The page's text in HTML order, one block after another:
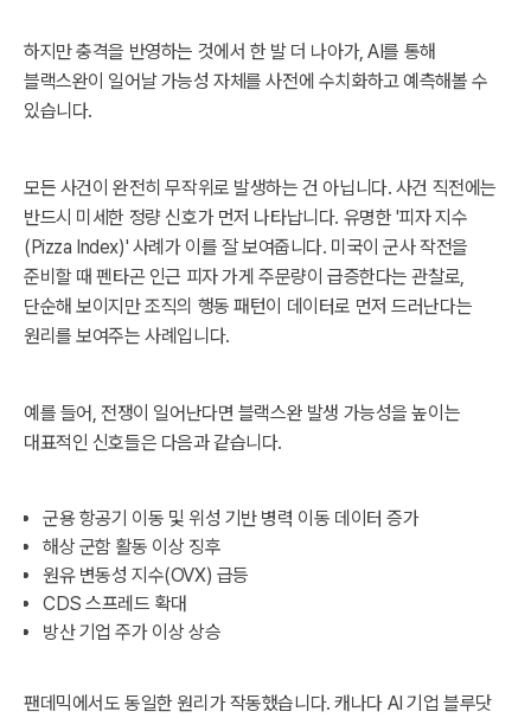
하지만 충격을 반영하는 것에서 한 발 더 나아가, AI를 통해
블랙스완이 일어날 가능성 자체를 사전에 수치화하고 예측해볼 수
있습니다.
모든 사건이 완전히 무작위로 발생하는 건 아닙니다. 사건 직전에는
반드시 미세한 정량 신호가 먼저 나타납니다. 유명한 '피자 지수
(Pizza Index)' 사례가 이를 잘 보여줍니다. 미국이 군사 작전을
준비할 때 펜타곤 인근 피자 가게 주문량이 급증한다는 관찰로,
단순해 보이지만 조직의 행동 패턴이 데이터로 먼저 드러난다는
원리를 보여주는 사례입니다.
예를 들어, 전쟁이 일어난다면 블랙스완 발생 가능성을 높이는
대표적인 신호들은 다음과 같습니다.
군용 항공기 이동 및 위성 기반 병력 이동 데이터 증가
해상 군함 활동 이상 징후
원유 변동성 지수(OVX) 급등
CDS 스프레드 확대
방산 기업 주가 이상 상승
팬데믹에서도 동일한 원리가 작동했습니다. 캐나다 AI 기업 블루닷